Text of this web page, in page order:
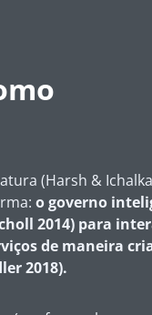
(Harsh &
o governo
2014) para
de maneira
2018).